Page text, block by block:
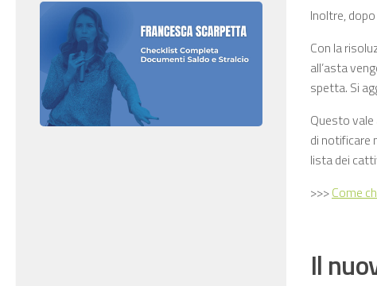
Inoltre,
Con la
all’asta
spetta. Si
Questo vale
di notificare
lista dei
>>>Come
Il